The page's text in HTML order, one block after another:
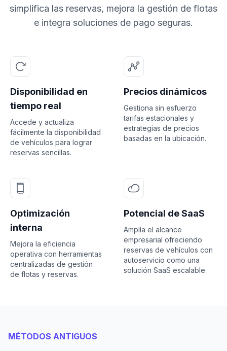
simplifica las reservas, mejora la gestión de flotas
e integra soluciones de pago seguras.
Disponibilidad en
tiempo real
Accede y actualiza
fácilmente la disponibilidad
de vehículos para lograr
reservas sencillas.
Precios dinámicos
Gestiona sin esfuerzo
tarifas estacionales y
estrategias de precios
basadas en la ubicación.
Optimización
interna
Mejora la eficiencia
operativa con herramientas
centralizadas de gestión
de flotas y reservas.
Potencial de SaaS
Amplía el alcance
empresarial ofreciendo
reservas de vehículos con
autoservicio como una
solución SaaS escalable.
MÉTODOS ANTIGUOS